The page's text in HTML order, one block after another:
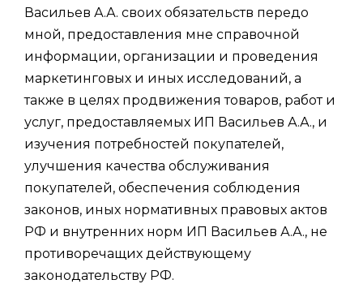
Васильев А.А. своих обязательств передо
мной, предоставления мне справочной
информации, организации и проведения
маркетинговых и иных исследований, а
также в целях продвижения товаров, работ и
услуг, предоставляемых ИП Васильев А.А., и
изучения потребностей покупателей,
улучшения качества обслуживания
покупателей, обеспечения соблюдения
законов, иных нормативных правовых актов
РФ и внутренних норм ИП Васильев А.А., не
противоречащих действующему
законодательству РФ.